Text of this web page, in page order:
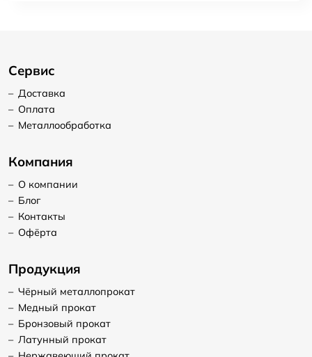
Сервис
– Доставка
– Оплата
– Металлообработка
Компания
– О компании
– Блог
– Контакты
– Офёрта
Продукция
– Чёрный металлопрокат
– Медный прокат
– Бронзовый прокат
– Латунный прокат